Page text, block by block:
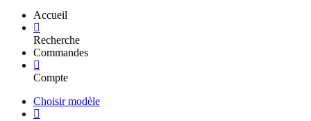
Accueil
Recherche
Commandes
Compte
Choisir modèle